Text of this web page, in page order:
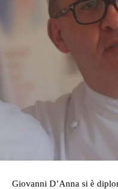
Giovanni D’Anna si è